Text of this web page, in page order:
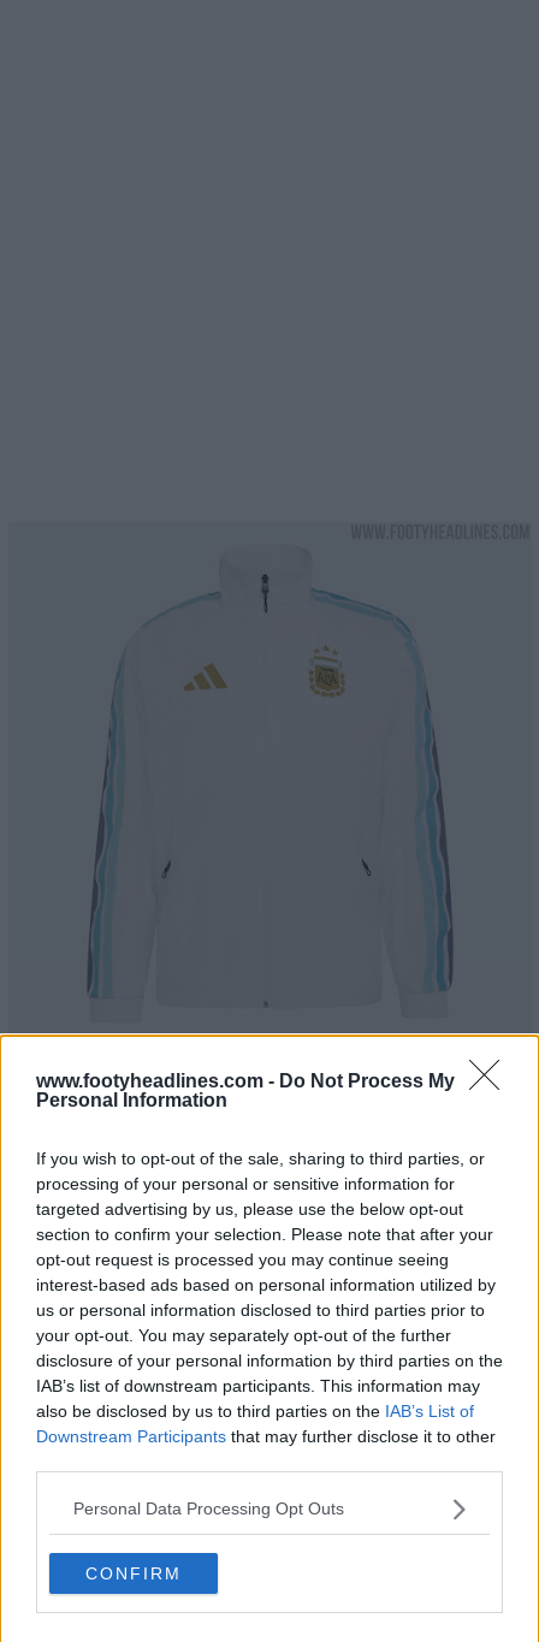
www.footyheadlines.com - Do Not Process My
Personal Information
If you wish to opt-out of the sale, sharing to third parties, or
processing of your personal or sensitive information for
targeted advertising by us, please use the below opt-out
section to confirm your selection. Please note that after your
opt-out request is processed you may continue seeing
interest-based ads based on personal information utilized by
us or personal information disclosed to third parties prior to
your opt-out. You may separately opt-out of the further
disclosure of your personal information by third parties on the
IAB’s list of downstream participants. This information may
also be disclosed by us to third parties on the IAB’s List of
Downstream Participants that may further disclose it to other
Personal Data Processing Opt Outs
CONFIRM
Découvre tous les maillots de l'Argentine sur Football
Kit Archive
Made by Adidas. Que penses-tu du maillot de
l'Argentine pour la Coupe du monde 2026 ? Donne-
nous ton avis dans les commentaires sous l'article.
Afficher les commentaires
2026 World Cup adidas Anthem Jacket
Argentina
Partager